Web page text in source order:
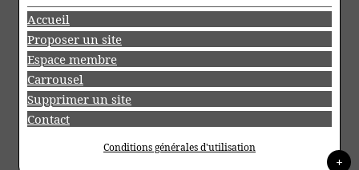
Accueil
Proposer un site
Espace membre
Carrousel
Supprimer un site
Contact
Conditions générales d'utilisation
+